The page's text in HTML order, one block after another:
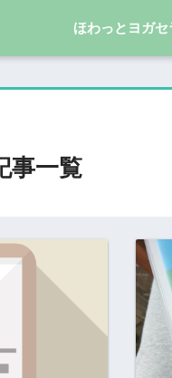
ほわっとヨガ
事一覧